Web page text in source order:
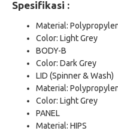
Spesifikasi :
Material:
Color: Light Grey
BODY-B
Color: Dark Grey
LID (Spinner & Wash)
Material:
Color: Light Grey
PANEL
Material: HIPS